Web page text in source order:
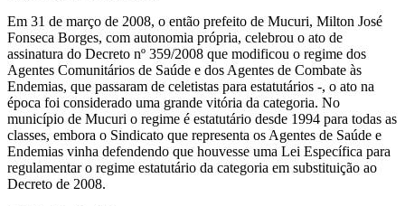
Em 31 de março de 2008, o então prefeito de Mucuri, Milton José
Fonseca Borges, com autonomia própria, celebrou o ato de
assinatura do Decreto nº 359/2008 que modificou o regime dos
Agentes Comunitários de Saúde e dos Agentes de Combate às
Endemias, que passaram de celetistas para estatutários -, o ato na
época foi considerado uma grande vitória da categoria. No
município de Mucuri o regime é estatutário desde 1994 para todas as
classes, embora o Sindicato que representa os Agentes de Saúde e
Endemias vinha defendendo que houvesse uma Lei Específica para
regulamentar o regime estatutário da categoria em substituição ao
Decreto de 2008.